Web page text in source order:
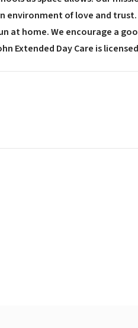
of love and
at home. We encourage a
Extended Day Care is